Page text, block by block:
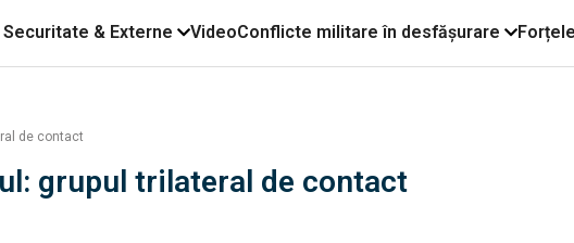
Securitate & Externe VideoConflicte militare în desfășurare
de contact
grupul trilateral de contact